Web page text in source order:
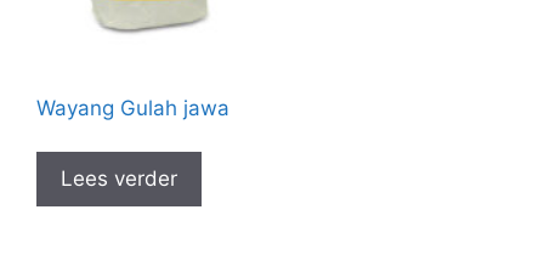
Wayang Gulah jawa
Lees verder